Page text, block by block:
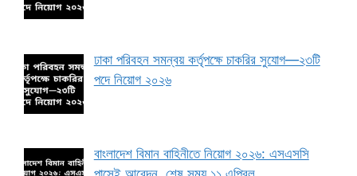
ঢাকা পরিবহন সমন্বয় কর্তৃপক্ষে চাকরির সুযোগ—২৩টি
পদে নিয়োগ ২০২৬
বাংলাদেশ বিমান বাহিনীতে নিয়োগ ২০২৬: এসএসসি